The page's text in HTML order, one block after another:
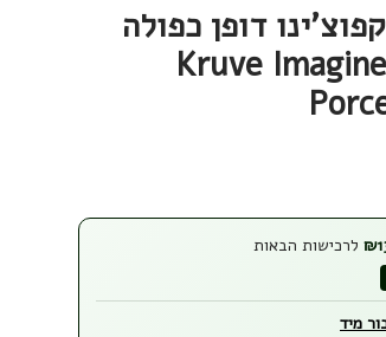
דופן כפולה
פורצלן לבן Kruve Imagine
₪ לרכישות הבאות
מיד